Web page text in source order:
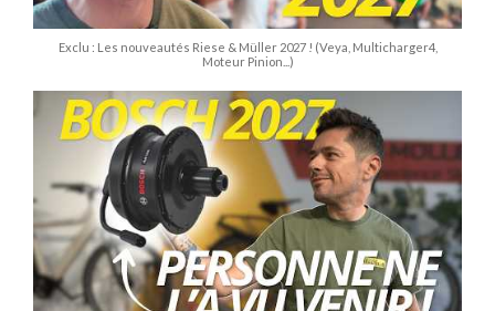
Exclu : Les nouveautés Riese & Müller 2027 ! (Veya, Multicharger4,
Moteur Pinion...)